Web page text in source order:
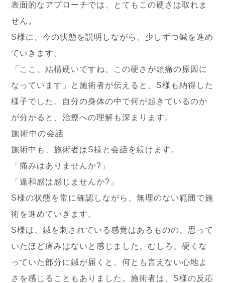
表面的なアプローチでは、とてもこの硬さは取れま
せん。
S様に、今の状態を説明しながら、少しずつ鍼を進め
ていきます。
「ここ、結構硬いですね。この硬さが頭痛の原因に
なっています」と施術者が伝えると、S様も納得した
様子でした。自分の身体の中で何が起きているのか
が分かると、治療への理解も深まります。
施術中の会話
施術中も、施術者はS様と会話を続けます。
「痛みはありませんか?」
「違和感は感じませんか?」
S様の状態を常に確認しながら、無理のない範囲で施
術を進めていきます。
S様は、鍼を刺されている感覚はあるものの、思って
いたほど痛みはないと感じました。むしろ、硬くな
っていた部分に鍼が届くと、何とも言えない心地よ
さを感じることもありました。施術者は、S様の反応